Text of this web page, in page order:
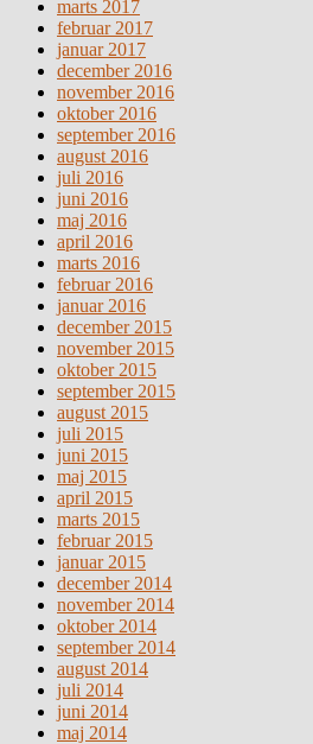
marts 2017
februar 2017
januar 2017
december 2016
november 2016
oktober 2016
september 2016
august 2016
juli 2016
juni 2016
maj 2016
april 2016
marts 2016
februar 2016
januar 2016
december 2015
november 2015
oktober 2015
september 2015
august 2015
juli 2015
juni 2015
maj 2015
april 2015
marts 2015
februar 2015
januar 2015
december 2014
november 2014
oktober 2014
september 2014
august 2014
juli 2014
juni 2014
maj 2014